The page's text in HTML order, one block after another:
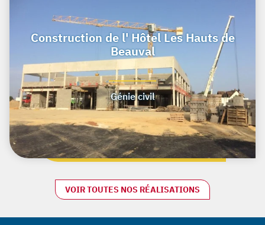
Construction de l' Hôtel Les Hauts de
Beauval
Génie civil
VOIR TOUTES NOS RÉALISATIONS